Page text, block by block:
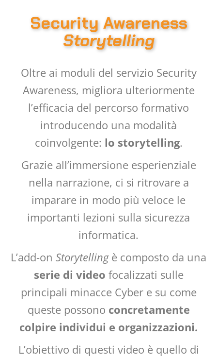
Security Awareness
Storytelling
Oltre ai moduli del servizio Security
Awareness, migliora ulteriormente
l’efficacia del percorso formativo
introducendo una modalità
coinvolgente: lo storytelling.
Grazie all’immersione esperienziale
nella narrazione, ci si ritrovare a
imparare in modo più veloce le
importanti lezioni sulla sicurezza
informatica.
L’add-on Storytellingè composto da una
serie di video focalizzati sulle
principali minacce Cyber e su come
queste possono concretamente
colpire individui e organizzazioni.
L’obiettivo di questi video è quello di